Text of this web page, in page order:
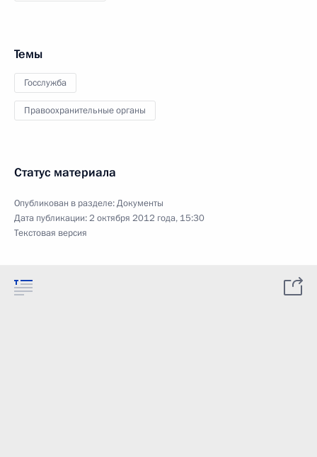
Темы
Госслужба
Правоохранительные органы
Статус материала
Опубликован в разделе:Документы
Дата публикации:2 октября 2012 года, 15:30
Текстовая версия